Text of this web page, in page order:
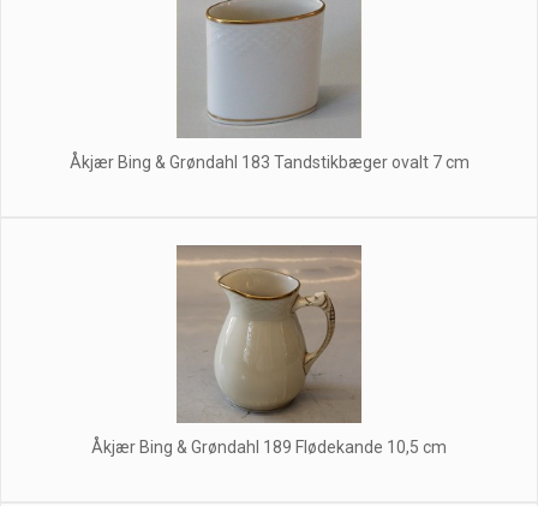
Åkjær Bing & Grøndahl 183 Tandstikbæger ovalt 7 cm
Åkjær Bing & Grøndahl 189 Flødekande 10,5 cm